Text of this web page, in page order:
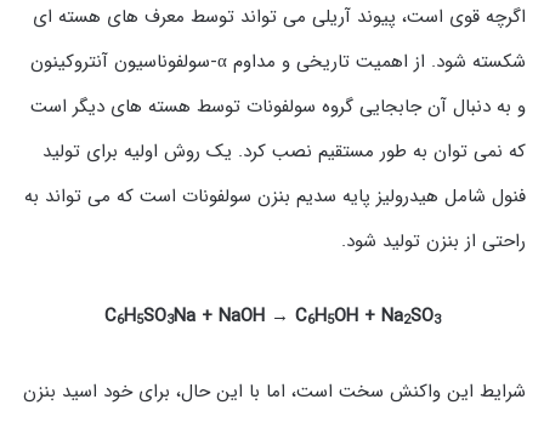
اگرچه قوی است، پیوند آریلی می تواند توسط معرف های هسته ای
شکسته شود. از اهمیت تاریخی و مداوم α-سولفوناسیون آنتروکینون
و به دنبال آن جابجایی گروه سولفونات توسط هسته های دیگر است
که نمی توان به طور مستقیم نصب کرد. یک روش اولیه برای تولید
فنول شامل هیدرولیز پایه سدیم بنزن سولفونات است که می تواند به
راحتی از بنزن تولید شود.
C6H5SO3Na + NaOH → C6H5OH + Na2SO3
شرایط این واکنش سخت است، اما با این حال، برای خود اسید بنزن